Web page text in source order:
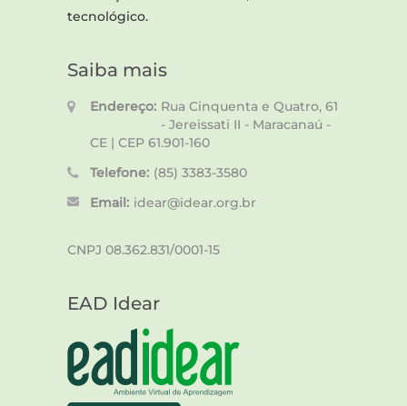
tecnológico.
Saiba mais
Endereço: Rua Cinquenta e Quatro, 61
- Jereissati II - Maracanaú -
CE | CEP 61.901-160
Telefone: (85) 3383-3580
Email: idear@idear.org.br
CNPJ 08.362.831/0001-15
EAD Idear